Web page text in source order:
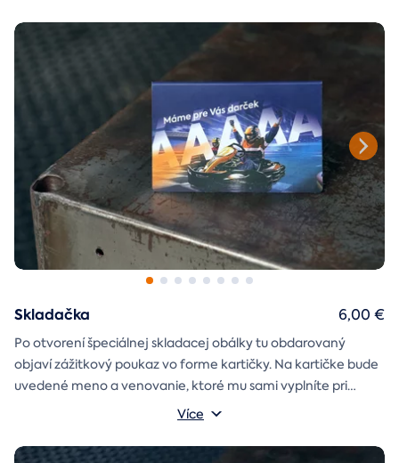
Skladačka
Po otvorení špeciálnej skladacej obálky tu obdarovaný
objaví zážitkový poukaz vo forme kartičky. Na kartičke bude
uvedené meno a venovanie, ktoré mu sami vyplníte pri
Více
6,00 €